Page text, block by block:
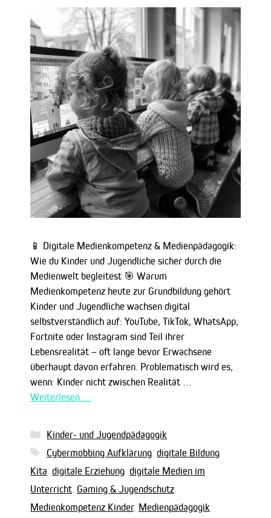
📱 Digitale Medienkompetenz & Medienpädagogik:
Wie du Kinder und Jugendliche sicher durch die
Medienwelt begleitest 🎯 Warum
Medienkompetenz heute zur Grundbildung gehört
Kinder und Jugendliche wachsen digital
selbstverständlich auf: YouTube, TikTok, WhatsApp,
Fortnite oder Instagram sind Teil ihrer
Lebensrealität – oft lange bevor Erwachsene
überhaupt davon erfahren. Problematisch wird es,
wenn: Kinder nicht zwischen Realität …
Weiterlesen …
Kategorien
Kinder- und Jugendpädagogik
Schlagwörter
Cybermobbing Aufklärung ,digitale Bildung
Kita digitale Erziehung digitale Medien im
Unterricht Gaming & Jugendschutz
Medienkompetenz Kinder, Medienpädagogik